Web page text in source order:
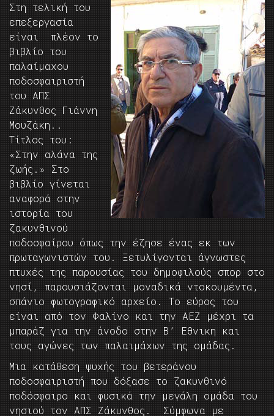
Στη τελική του
επεξεργασία
είναι πλέον το
βιβλίο του
παλαίμαχου
ποδοσφαιριστή
του ΑΠΣ
Ζάκυνθος Γιάννη
Μουζάκη..
Τίτλος του:
«Στην αλάνα της
ζωής.» Στο
βιβλίο γίνεται
αναφορά στην
ιστορία του
ζακυνθινού
ποδοσφαίρου όπως την έζησε ένας εκ των
πρωταγωνιστών του. Ξετυλίγονται άγνωστες
πτυχές της παρουσίας του δημοφιλούς σπορ στο
νησί, παρουσιάζονται μοναδικά ντοκουμέντα,
σπάνιο φωτογραφικό αρχείο. Το εύρος του
είναι από τον Φαλίνο και την ΑΕΖ μέχρι τα
μπαράζ για την άνοδο στην Β’ Εθνικη και
τους αγώνες των παλαιμάχων της ομάδας.
Μια κατάθεση ψυχής του βετεράνου
ποδοσφαιριστή που δόξασε το ζακυνθινό
ποδόσφαιρο και φυσικά την μεγάλη ομάδα του
νησιού τον ΑΠΣ Ζάκυνθος. Σύμφωνα με